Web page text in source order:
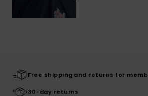
Free shipping and returns for
30-day returns